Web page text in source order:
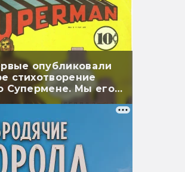
опубликовали
стихотворение
Супермене. Мы его